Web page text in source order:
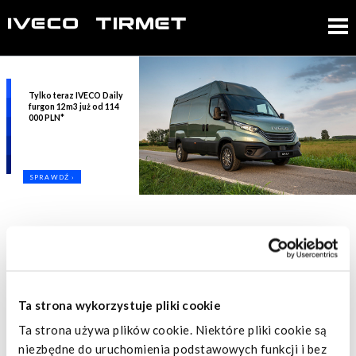
Ta strona wykorzystuje pliki cookie
Ta strona używa plików cookie. Niektóre pliki cookie są
niezbędne do uruchomienia podstawowych funkcji i bez
Tylko teraz IVECO Daily
furgon 12m3 już od 114
000 PLN*
SPRAWDŹ ›
Promocje IVECO